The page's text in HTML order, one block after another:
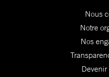
Nous
Notre
Nos